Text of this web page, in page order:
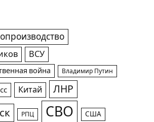
ВСУ
война Владимир Путин
Китай ЛНР
РПЦ СВО США